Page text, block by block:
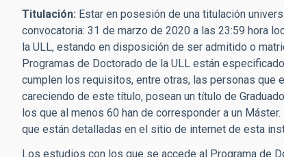
Titulación: Estar en posesión de una titulación
convocatoria: 31 de marzo de 2020 a las 23:59 hora
la ULL, estando en disposición de ser admitido o
Programas de Doctorado de la ULL están
cumplen los requisitos, entre otras, las personas
careciendo de este título, posean un título de
los que al menos 60 han de corresponder a un
que están detalladas en el sitio de internet de esta
Los estudios con los que se accede al Programa de